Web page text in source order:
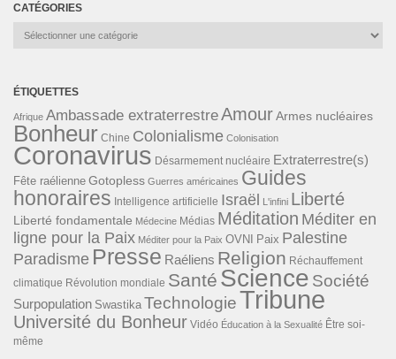
CATÉGORIES
Catégories
ÉTIQUETTES
Afrique Ambassade extraterrestreAmourArmes nucléaires
Bonheur Chine Colonialisme Colonisation
Coronavirus Désarmement nucléaire Extraterrestre(s)
Fête raélienne Gotopless Guerres américaines Guides
honoraires Intelligence artificielle Israël L'infini Liberté
Liberté fondamentale Médecine Médias Méditation Méditer en
ligne pour la Paix Méditer pour la Paix OVNI Paix Palestine
Paradisme Presse Raéliens Religion Réchauffement
climatique Révolution mondiale Santé Science Société
Surpopulation Swastika TechnologieTribune
Université du Bonheur Vidéo Éducation à la Sexualité Être soi-
même